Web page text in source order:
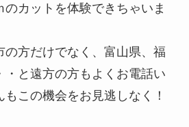
のカットを体験できちゃいま
の方だけでなく、富山県、福
・と遠方の方もよくお電話い
この機会をお見逃しなく！